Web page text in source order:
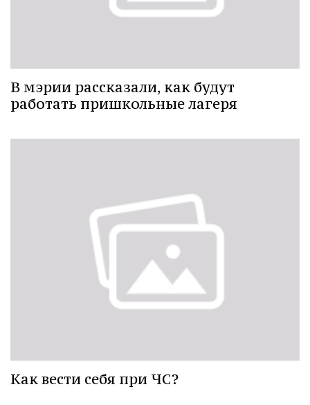
В мэрии рассказали, как будут
работать пришкольные лагеря
Как вести себя при ЧС?